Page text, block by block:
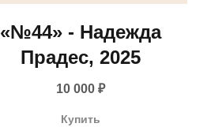
«№44» - Надежда
Прадес, 2025
10 000 ₽
Купить